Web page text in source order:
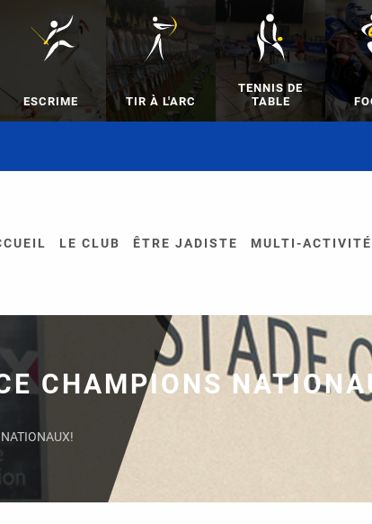
ESCRIME TIR À L'ARC
TENNIS DE
TABLE
LE CLUB ÊTRE JADISTE MULTI-
CHAMPIONS